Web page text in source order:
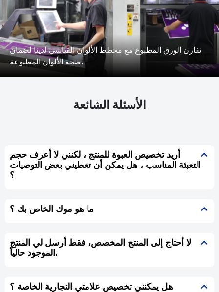
نقارن الورق المطبوع مع مخطط الألوان القياسي لدينا لضمان
صحة الألوان المطبوعة.
الأسئلة الشائعة
أريد تخصيص العبوة للمنتج ، لكنني لا أعرف حجم
التعبئة المناسب ، هل يمكن أن تعطيني بعض التوصيات
؟
ما هو موك الخاص بك ؟
لا أحتاج إلى المنتج المخصص، فقط أرسل لي المنتج
الموجود حالياً.
هل يمكنني تخصيص علامتي التجارية الخاصة ؟